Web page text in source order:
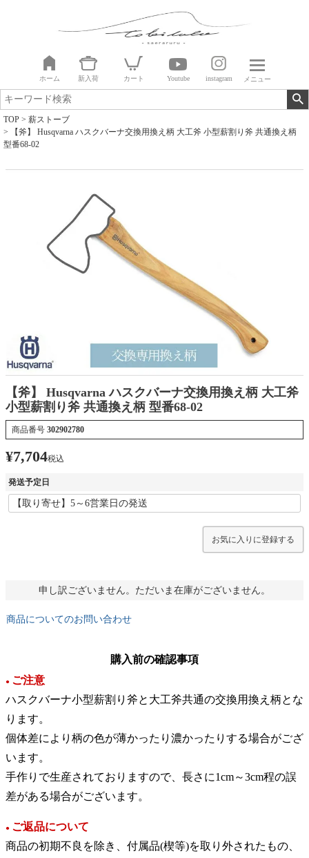
ホーム 新入荷 カート Youtube instagram メニュー
TOP
薪ストーブ
【斧】 Husqvarna ハスクバーナ交換用換え柄 大工斧 小型薪割り斧 共通換え柄
型番68-02
【斧】 Husqvarna ハスクバーナ交換用換え柄 大工斧
小型薪割り斧 共通換え柄 型番68-02
商品番号 302902780
¥7,704税込
発送予定日
お気に入りに登録する
申し訳ございません。ただいま在庫がございません。
商品についてのお問い合わせ
購入前の確認事項
● ご注意
ハスクバーナ小型薪割り斧と大工斧共通の交換用換え柄とな
ります。
個体差により柄の色が薄かったり濃かったりする場合がござ
います。
手作りで生産されておりますので、長さに1cm～3cm程の誤
差がある場合がございます。
● ご返品について
商品の初期不良を除き、付属品(楔等)を取り外されたもの、